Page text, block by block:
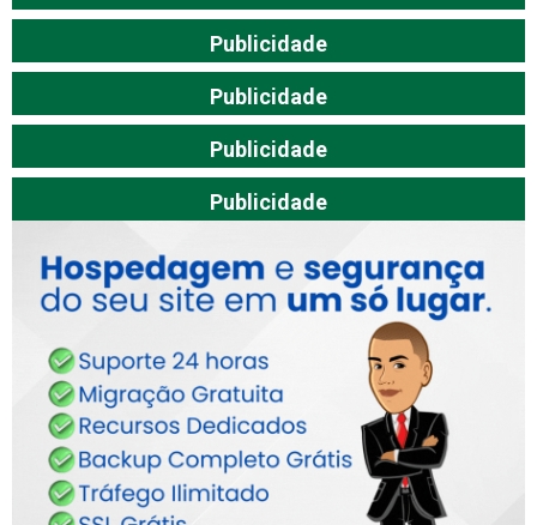
Publicidade
Publicidade
Publicidade
Publicidade